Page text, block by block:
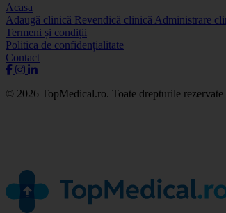
Acasa
Adaugă clinică Revendică clinică Administrare
Termeni și condiții
Politica de confidențialitate
Contact
© 2026 TopMedical.ro. Toate drepturile rezervate